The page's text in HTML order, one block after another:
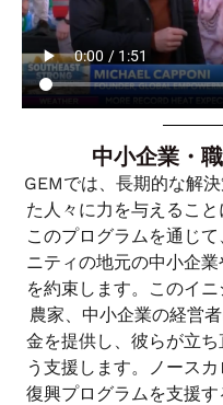
中小企業・
GEMでは、長期的な解
た人々に力を与えること
このプログラムを通じ
ニティの地元の中小企
を約束します。このイ
農家、中小企業の経営
金を提供し、彼らが立
う支援します。ノース
復興プログラムを支援